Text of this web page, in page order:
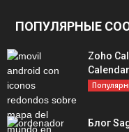
ПОПУЛЯРНЫЕ
Zoho
Блог